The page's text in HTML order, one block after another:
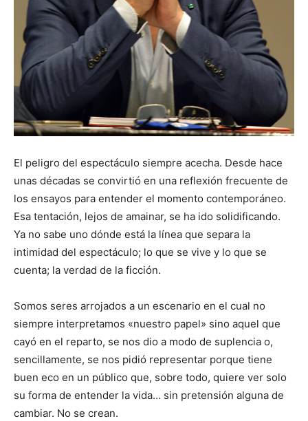
El peligro del espectáculo siempre acecha. Desde hace
unas décadas se convirtió en una reflexión frecuente de
los ensayos para entender el momento contemporáneo.
Esa tentación, lejos de amainar, se ha ido solidificando.
Ya no sabe uno dónde está la línea que separa la
intimidad del espectáculo; lo que se vive y lo que se
cuenta; la verdad de la ficción.
Somos seres arrojados a un escenario en el cual no
siempre interpretamos «nuestro papel» sino aquel que
cayó en el reparto, se nos dio a modo de suplencia o,
sencillamente, se nos pidió representar porque tiene
buen eco en un público que, sobre todo, quiere ver solo
su forma de entender la vida… sin pretensión alguna de
cambiar. No se crean.